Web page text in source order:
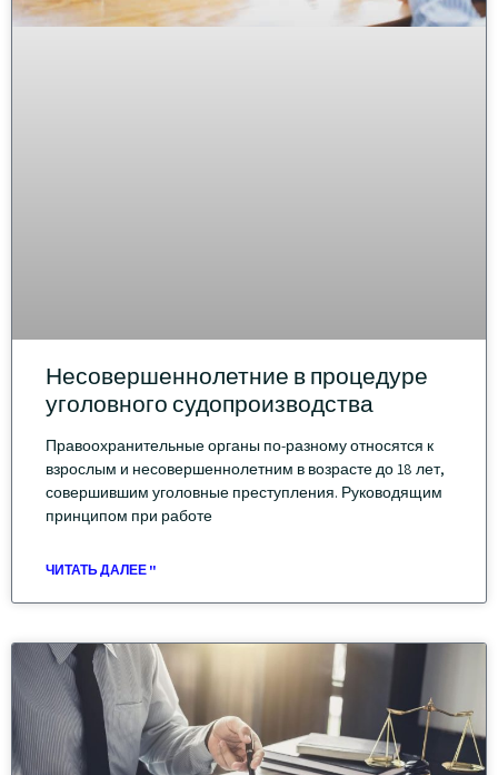
Несовершеннолетние в процедуре
уголовного судопроизводства
Правоохранительные органы по-разному относятся к
взрослым и несовершеннолетним в возрасте до 18 лет,
совершившим уголовные преступления. Руководящим
принципом при работе
ЧИТАТЬ ДАЛЕЕ "